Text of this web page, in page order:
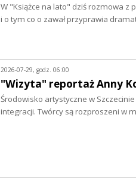
W "Książce na lato" dziś rozmowa z
i o tym co o zawał przyprawia
2026-07-29, godz. 06:00
"Wizyta" reportaż Anny
Środowisko artystyczne w
integracji. Twórcy są rozproszeni w